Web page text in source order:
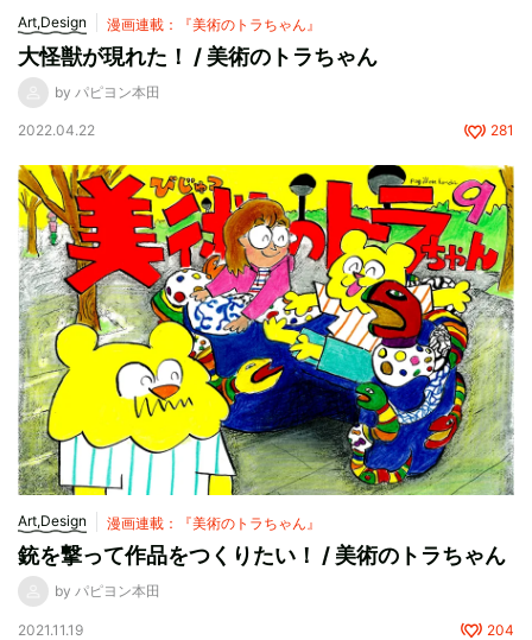
Art,Design 漫画連載：『美術のトラちゃん』
大怪獣が現れた！ / 美術のトラちゃん
by パピヨン本田
2022.04.22 281
Art,Design 漫画連載：『美術のトラちゃん』
銃を撃って作品をつくりたい！ / 美術のトラちゃん
by パピヨン本田
2021.11.19 204